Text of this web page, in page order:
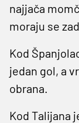
najjača
moraju se
Kod
jedan gol, a
obrana.
Kod Talijana